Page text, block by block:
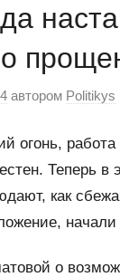
автором Politikys
огонь,
Теперь
как
о